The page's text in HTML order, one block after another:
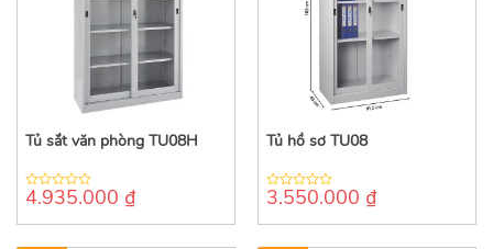
Tủ sắt văn phòng TU08H
0
of
4.935.000 ₫
Tủ hồ sơ TU08
0
of
3.550.000 ₫